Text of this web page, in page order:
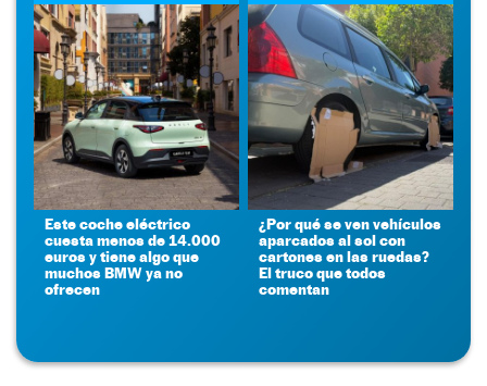
Este coche eléctrico
cuesta menos de 14.000
euros y tiene algo que
muchos BMW ya no
ofrecen
¿Por qué se ven vehículos
aparcados al sol con
cartones en las ruedas?
El truco que todos
comentan